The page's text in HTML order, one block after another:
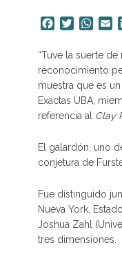
Facebook
Twitter
“Tuve la suerte
reconocimiento
muestra que es
Exactas UBA,
referencia al Clay
El galardón, uno
conjetura de
Fue distinguido
Nueva York,
Joshua Zahl
tres dimensiones.